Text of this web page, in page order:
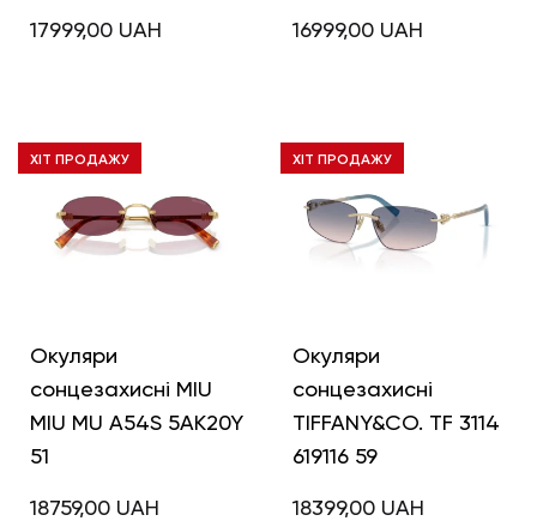
17999,00 UAH 16999,00 UAH
ХІТ ПРОДАЖУ
Окуляри
сонцезахисні MIU
MIU MU A54S 5AK20Y
51
18759,00 UAH
ХІТ ПРОДАЖУ
Окуляри
сонцезахисні
TIFFANY&CO. TF 3114
619116 59
18399,00 UAH